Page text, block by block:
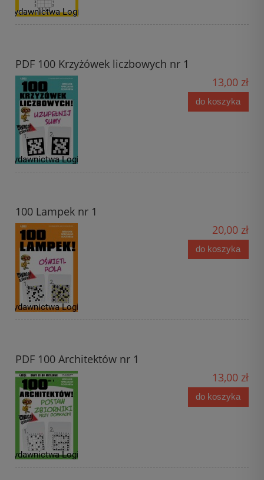
PDF 100 Krzyżówek liczbowych nr 1
13,00 zł
do koszyka
100 Lampek nr 1
20,00 zł
do koszyka
PDF 100 Architektów nr 1
13,00 zł
do koszyka